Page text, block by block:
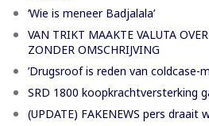
‘Wie is meneer Badjalala’
VAN TRIKT MAAKTE VALUTA
ZONDER OMSCHRIJVING
’Drugsroof is reden van coldcase-
SRD 1800 koopkrachtversterking
(UPDATE) FAKENEWS pers draait